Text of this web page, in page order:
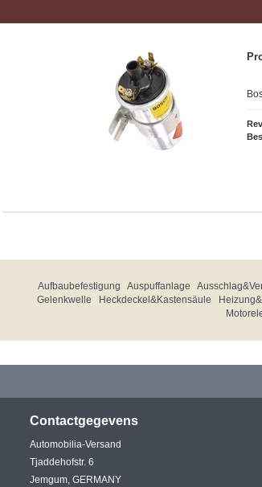
Aufbaubefestigung Auspuffanlage
Gelenkwelle
Heckdeckel&Kastensäule
Contactgegevens
Automobilia-Versand
Tjaddehofstr. 6
Jemgum, GERMANY